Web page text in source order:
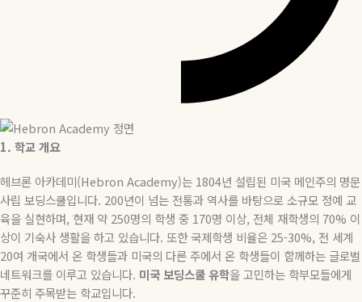
1. 학교개요
헤브론 아카데미(Hebron Academy)는 1804년 설립된 미국 메인주의 명문
사립 보딩스쿨입니다. 200년이 넘는 전통과 역사를 바탕으로 소규모 정예 교
육을 실현하며, 현재 약 250명의 학생 중 170명 이상, 전체 재학생의 70% 이
상이 기숙사 생활을 하고 있습니다. 또한 국제학생 비율은 25-30%, 전 세계
20여 개국에서 온 학생들과 미국의 다른 주에서 온 학생들이 함께하는 글로벌
네트워크를 이루고 있습니다. 미국 보딩스쿨유학을 고민하는 학부모들에게
꾸준히 주목받는 학교입니다.